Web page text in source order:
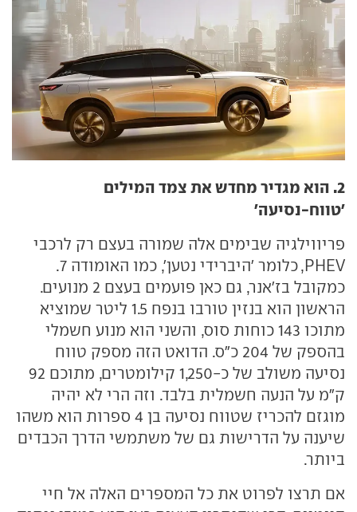
2. הוא מגדיר מחדש את צמד המילים
'טווח-נסיעה'
פריווילגיה שבימים אלה שמורה בעצם רק לרכבי
PHEV, כלומר 'היברידי נטען', כמו האומודה 7.
כמקובל בז'אנר, גם כאן פועמים בעצם 2 מנועים.
הראשון הוא בנזין טורבו בנפח 1.5 ליטר שמוציא
מתוכו 143 כוחות סוס, והשני הוא מנוע חשמלי
בהספק של 204 כ"ס. הדואט הזה מספק טווח
נסיעה משולב של כ-1,250 קילומטרים, מתוכם 92
ק"מ על הנעה חשמלית בלבד. וזה הרי לא יהיה
מוגזם להכריז שטווח נסיעה בן 4 ספרות הוא משהו
שיענה על הדרישות גם של משתמשי הדרך הכבדים
ביותר.
אם תרצו לפרוט את כל המספרים האלה אל חיי